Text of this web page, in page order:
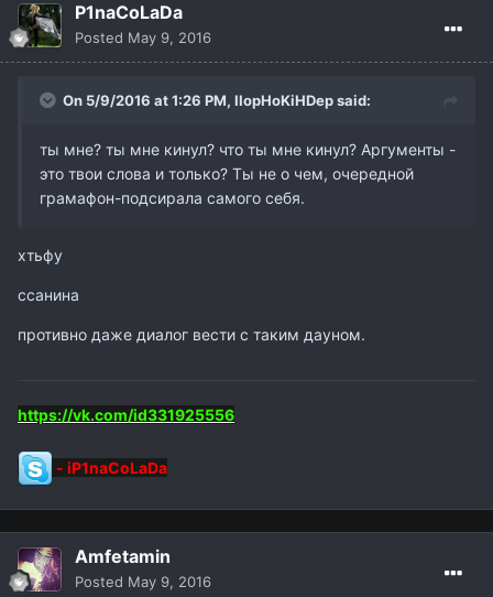
P1naCoLaDa
Posted May 9, 2016
On 5/9/2016 at 1:26 PM, IIopHoKiHDepsaid:
ты мне? ты мне кинул? что ты мне кинул? Аргументы -
это твои слова и только? Ты не о чем, очередной
грамафон-подсирала самого себя.
хтьфу
ссанина
противно даже диалог вести с таким дауном.
https://vk.com/id331925556
- iP1naCoLaDa
Amfetamin
Posted May 9, 2016